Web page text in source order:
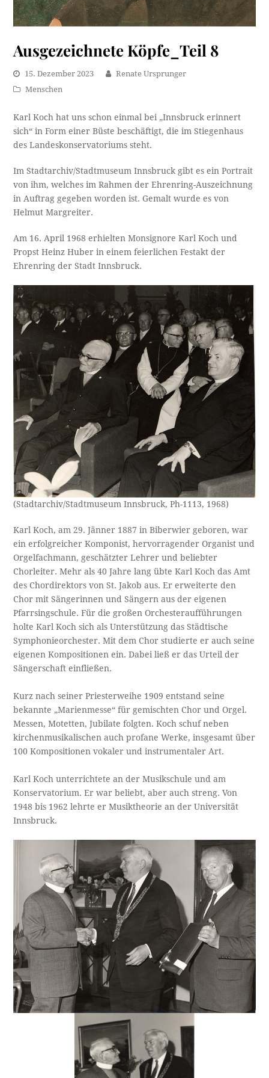
Ausgezeichnete Köpfe_Teil 8
15. Dezember 2023
Renate Ursprunger
Menschen
Karl Koch hat uns schon einmal bei „Innsbruck erinnert
sich“ in Form einer Büste beschäftigt, die im Stiegenhaus
des Landeskonservatoriums steht.
Im Stadtarchiv/Stadtmuseum Innsbruck gibt es ein Portrait
von ihm, welches im Rahmen der Ehrenring-Auszeichnung
in Auftrag gegeben worden ist. Gemalt wurde es von
Helmut Margreiter.
Am 16. April 1968 erhielten Monsignore Karl Koch und
Propst Heinz Huber in einem feierlichen Festakt der
Ehrenring der Stadt Innsbruck.
(Stadtarchiv/Stadtmuseum Innsbruck, Ph-1113, 1968)
Karl Koch, am 29. Jänner 1887 in Biberwier geboren, war
ein erfolgreicher Komponist, hervorragender Organist und
Orgelfachmann, geschätzter Lehrer und beliebter
Chorleiter. Mehr als 40 Jahre lang übte Karl Koch das Amt
des Chordirektors von St. Jakob aus. Er erweiterte den
Chor mit Sängerinnen und Sängern aus der eigenen
Pfarrsingschule. Für die großen Orchesteraufführungen
holte Karl Koch sich als Unterstützung das Städtische
Symphonieorchester. Mit dem Chor studierte er auch seine
eigenen Kompositionen ein. Dabei ließ er das Urteil der
Sängerschaft einfließen.
Kurz nach seiner Priesterweihe 1909 entstand seine
bekannte „Marienmesse“ für gemischten Chor und Orgel.
Messen, Motetten, Jubilate folgten. Koch schuf neben
kirchenmusikalischen auch profane Werke, insgesamt über
100 Kompositionen vokaler und instrumentaler Art.
Karl Koch unterrichtete an der Musikschule und am
Konservatorium. Er war beliebt, aber auch streng. Von
1948 bis 1962 lehrte er Musiktheorie an der Universität
Innsbruck.